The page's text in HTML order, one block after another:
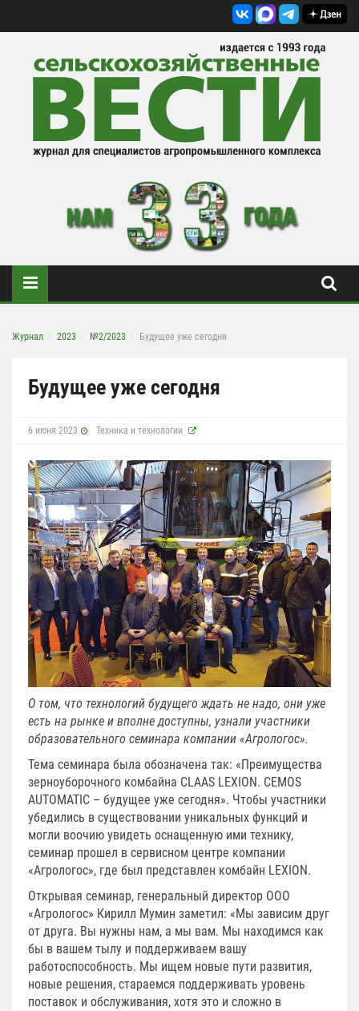
Журнал 2023 №2/2023 Будущее уже сегодня
Будущее уже сегодня
6 июня 2023 Техника и технологии
О том, что технологий будущего ждать не надо, они уже
есть на рынке и вполне доступны, узнали участники
образовательного семинара компании «Агрологос».
Тема семинара была обозначена так: «Преимущества
зерноуборочного комбайна СLAAS LEXION. CEMOS
AUTOMATIC – будущее уже сегодня». Чтобы участники
убедились в существовании уникальных функций и
могли воочию увидеть оснащенную ими технику,
семинар прошел в сервисном центре компании
«Агрологос», где был представлен комбайн LEXION.
Открывая семинар, генеральный директор ООО
«Агрологос» Кирилл Мумин заметил: «Мы зависим друг
от друга. Вы нужны нам, а мы вам. Мы находимся как
бы в вашем тылу и поддерживаем вашу
работоспособность. Мы ищем новые пути развития,
новые решения, стараемся поддерживать уровень
поставок и обслуживания, хотя это и сложно в